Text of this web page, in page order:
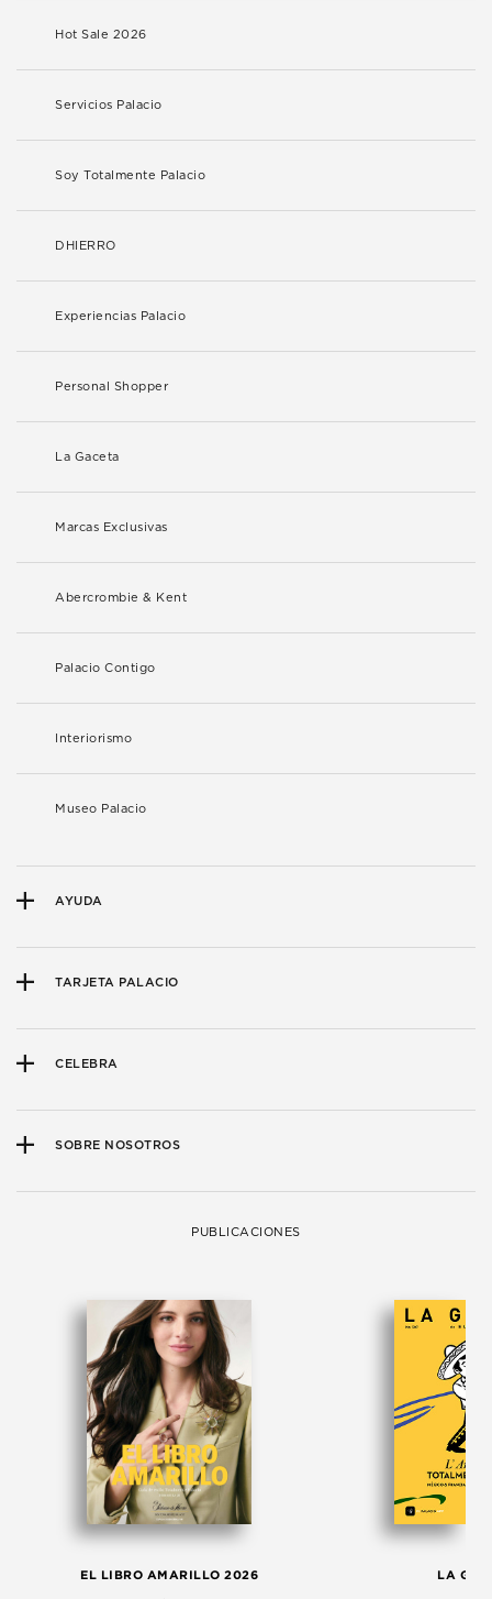
Hot Sale 2026
Servicios Palacio
Soy Totalmente Palacio
DHIERRO
Experiencias Palacio
Personal Shopper
La Gaceta
Marcas Exclusivas
Abercrombie & Kent
Palacio Contigo
Interiorismo
Museo Palacio
AYUDA
TARJETA PALACIO
CELEBRA
SOBRE NOSOTROS
PUBLICACIONES
EL LIBRO AMARILLO 2026 LA